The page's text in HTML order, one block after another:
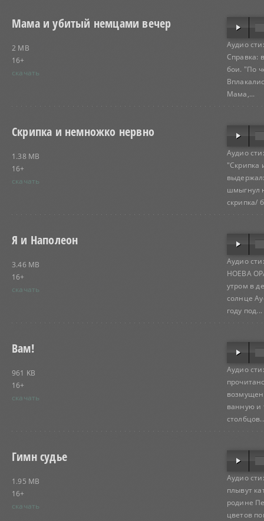
Мама и убитый немцами вечер
2 MB
16+
скачать
Аудио
Справка:
бои. "По
Мама,...
Скрипка и немножко нервно
1.38 MB
16+
скачать
Аудио
"Скрипка
шмыгнул
скрипка/
Я и Наполеон
3.46 MB
16+
скачать
Аудио
НОЕВА
утром в
солнце
году под...
Вам!
961 KB
16+
скачать
Аудио
ванную и
Гимн судье
1.95 MB
16+
скачать
Аудио
плывут
родине
цветов